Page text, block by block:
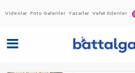
Videolar Foto Galeriler Yazarlar Vefat Edenler